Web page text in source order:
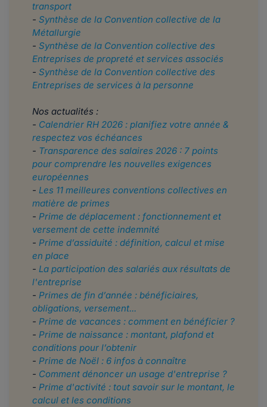
transport
- Synthèse de la Convention collective de la
Métallurgie
- Synthèse de la Convention collective des
Entreprises de propreté et services associés
- Synthèse de la Convention collective des
Entreprises de services à la personne
Nos actualités :
- Calendrier RH 2026 : planifiez votre année &
respectez vos échéances
- Transparence des salaires 2026 : 7 points
pour comprendre les nouvelles exigences
européennes
- Les 11 meilleures conventions collectives en
matière de primes
- Prime de déplacement : fonctionnement et
versement de cette indemnité
- Prime d’assiduité : définition, calcul et mise
en place
- La participation des salariés aux résultats de
l'entreprise
- Primes de fin d’année : bénéficiaires,
obligations, versement...
- Prime de vacances : comment en bénéficier ?
- Prime de naissance : montant, plafond et
conditions pour l’obtenir
- Prime de Noël : 6 infos à connaître
- Comment dénoncer un usage d'entreprise ?
- Prime d'activité : tout savoir sur le montant, le
calcul et les conditions